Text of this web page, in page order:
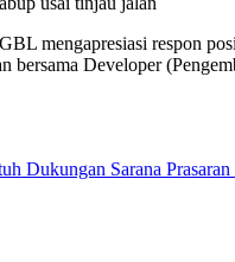
mengapresiasi respon
bersama Developer
Dukungan Sarana Prasaran